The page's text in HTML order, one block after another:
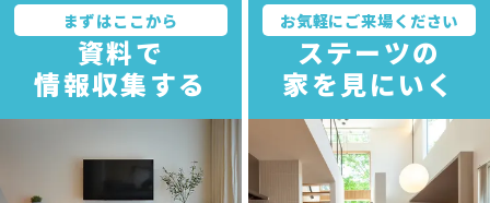
オンライン相談
まずはここから
資料で
情報収集する
お気軽にご来場ください
ステーツの
家を見にいく